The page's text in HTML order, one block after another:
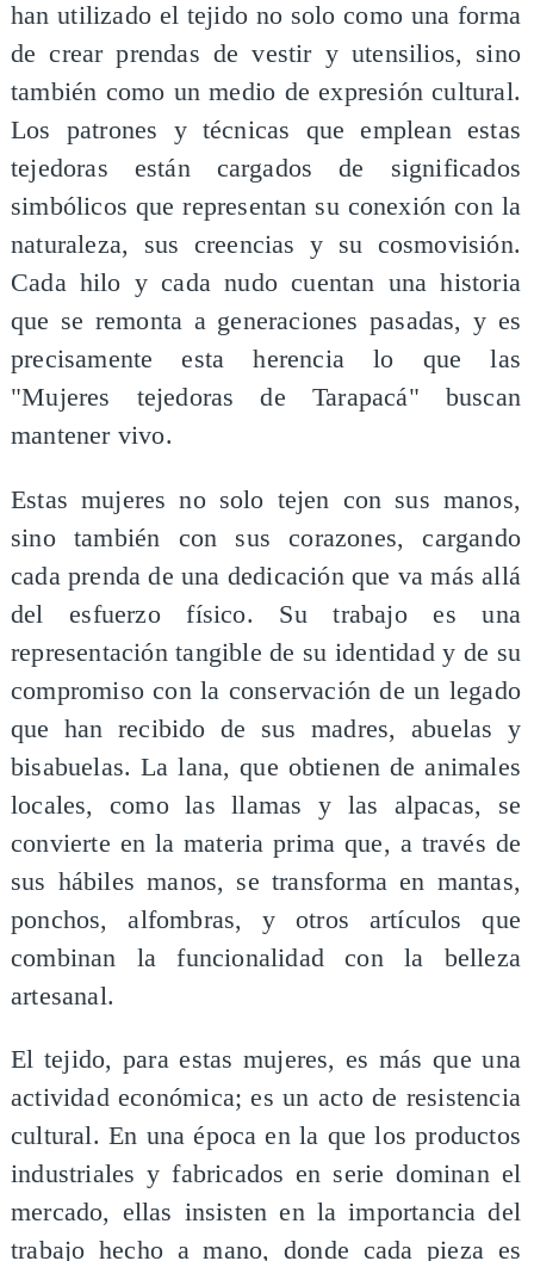
han utilizado el tejido no solo como una forma
de crear prendas de vestir y utensilios, sino
también como un medio de expresión cultural.
Los patrones y técnicas que emplean estas
tejedoras están cargados de significados
simbólicos que representan su conexión con la
naturaleza, sus creencias y su cosmovisión.
Cada hilo y cada nudo cuentan una historia
que se remonta a generaciones pasadas, y es
precisamente esta herencia lo que las
"Mujeres tejedoras de Tarapacá" buscan
mantener vivo.
Estas mujeres no solo tejen con sus manos,
sino también con sus corazones, cargando
cada prenda de una dedicación que va más allá
del esfuerzo físico. Su trabajo es una
representación tangible de su identidad y de su
compromiso con la conservación de un legado
que han recibido de sus madres, abuelas y
bisabuelas. La lana, que obtienen de animales
locales, como las llamas y las alpacas, se
convierte en la materia prima que, a través de
sus hábiles manos, se transforma en mantas,
ponchos, alfombras, y otros artículos que
combinan la funcionalidad con la belleza
artesanal.
El tejido, para estas mujeres, es más que una
actividad económica; es un acto de resistencia
cultural. En una época en la que los productos
industriales y fabricados en serie dominan el
mercado, ellas insisten en la importancia del
trabajo hecho a mano, donde cada pieza es